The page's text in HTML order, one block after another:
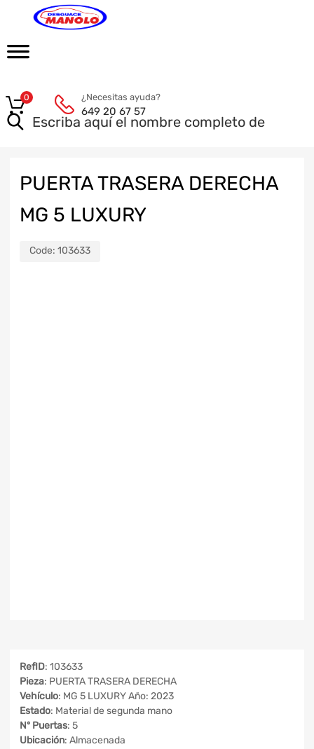
¿Necesitas ayuda?
649 20 67 57
0
PUERTA TRASERA DERECHA
MG 5 LUXURY
Code: 103633
RefID: 103633
Pieza: PUERTA TRASERA DERECHA
Vehículo: MG 5 LUXURY Año: 2023
Estado: Material de segunda mano
Nº Puertas: 5
Ubicación: Almacenada